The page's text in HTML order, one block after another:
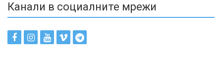
Канали в социалните мрежи